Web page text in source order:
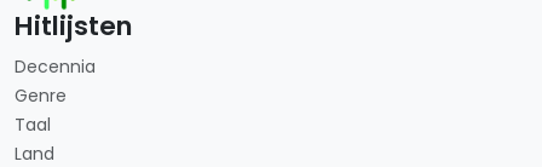
Hitlijsten
Decennia
Genre
Taal
Land